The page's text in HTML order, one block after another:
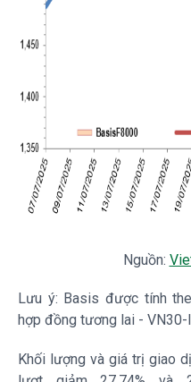
Nguồn:
Lưu ý: Basis được tính
hợp đồng tương lai - VN30-
Khối lượng và giá trị giao